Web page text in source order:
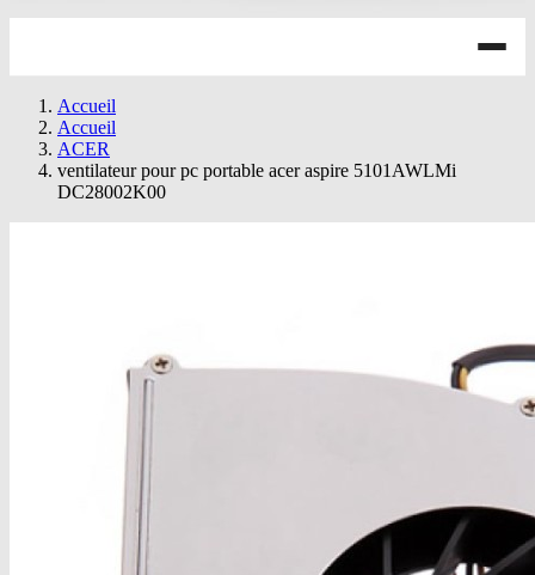
Accueil
Accueil
ACER
ventilateur pour pc portable acer aspire 5101AWLMi
DC28002K00